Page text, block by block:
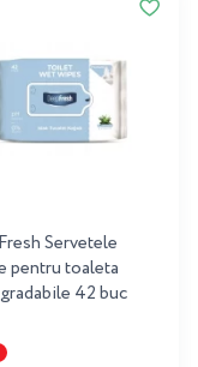
Servetele
pentru toaleta
42 buc